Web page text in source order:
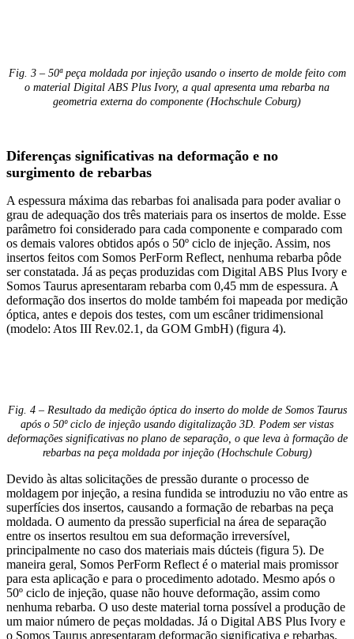
Fig. 3 – 50ª peça moldada por injeção usando o inserto de molde feito com
o material Digital ABS Plus Ivory, a qual apresenta uma rebarba na
geometria externa do componente (Hochschule Coburg)
Diferenças significativas na deformação e no
surgimento de rebarbas
A espessura máxima das rebarbas foi analisada para poder avaliar o
grau de adequação dos três materiais para os insertos de molde. Esse
parâmetro foi considerado para cada componente e comparado com
os demais valores obtidos após o 50º ciclo de injeção. Assim, nos
insertos feitos com Somos PerForm Reflect, nenhuma rebarba pôde
ser constatada. Já as peças produzidas com Digital ABS Plus Ivory e
Somos Taurus apresentaram rebarba com 0,45 mm de espessura. A
deformação dos insertos do molde também foi mapeada por medição
óptica, antes e depois dos testes, com um escâner tridimensional
(modelo: Atos III Rev.02.1, da GOM GmbH) (figura 4).
Fig. 4 – Resultado da medição óptica do inserto do molde de Somos Taurus
após o 50º ciclo de injeção usando digitalização 3D. Podem ser vistas
deformações significativas no plano de separação, o que leva à formação de
rebarbas na peça moldada por injeção (Hochschule Coburg)
Devido às altas solicitações de pressão durante o processo de
moldagem por injeção, a resina fundida se introduziu no vão entre as
superfícies dos insertos, causando a formação de rebarbas na peça
moldada. O aumento da pressão superficial na área de separação
entre os insertos resultou em sua deformação irreversível,
principalmente no caso dos materiais mais dúcteis (figura 5). De
maneira geral, Somos PerForm Reflect é o material mais promissor
para esta aplicação e para o procedimento adotado. Mesmo após o
50º ciclo de injeção, quase não houve deformação, assim como
nenhuma rebarba. O uso deste material torna possível a produção de
um maior número de peças moldadas. Já o Digital ABS Plus Ivory e
o Somos Taurus apresentaram deformação significativa e rebarbas.